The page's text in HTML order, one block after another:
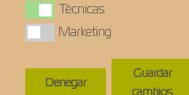
Aviso legal –
TécnicasTécnicas
MarketingMarketing
Denegar
Guardar
cambios